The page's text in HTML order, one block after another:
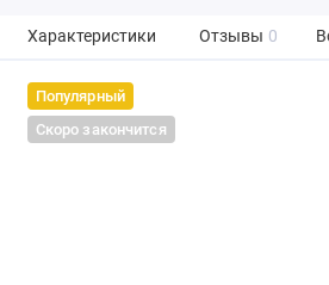
Характеристики Отзывы 0
Популярный
Скоро закончится